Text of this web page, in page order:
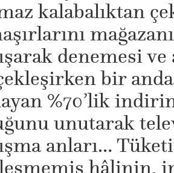
kalabalıktan
denemesi
bir
%70’lik
unutarak
anları…
hâlinin,